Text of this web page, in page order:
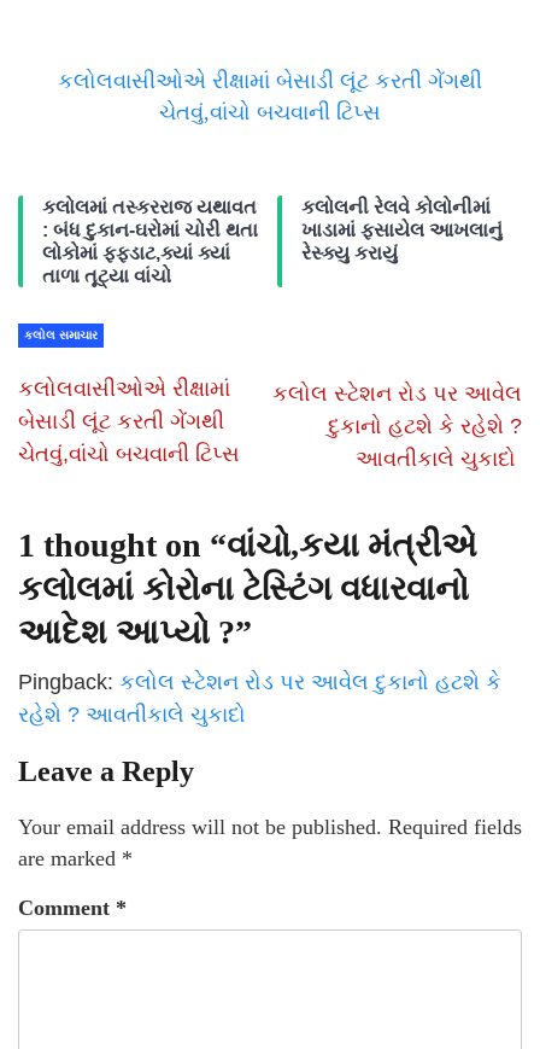
કલોલવાસીઓએ રીક્ષામાં બેસાડી લૂંટ કરતી ગેંગથી
ચેતવું,વાંચો બચવાની ટિપ્સ
કલોલમાં તસ્કરરાજ યથાવત
: બંધ દુકાન-ઘરોમાં ચોરી થતા
લોકોમાં ફફડાટ,ક્યાં ક્યાં
તાળા તૂટ્યા વાંચો
કલોલની રેલવે કોલોનીમાં
ખાડામાં ફસાયેલ આખલાનું
રેસ્ક્યુ કરાયું
કલોલ સમાચાર
કલોલવાસીઓએ રીક્ષામાં
બેસાડી લૂંટ કરતી ગેંગથી
ચેતવું,વાંચો બચવાની ટિપ્સ
કલોલ સ્ટેશન રોડ પર આવેલ
દુકાનો હટશે કે રહેશે ?
આવતીકાલે ચુકાદો
1 thought on “વાંચો,કયા મંત્રીએ
કલોલમાં કોરોના ટેસ્ટિંગ વધારવાનો
આદેશ આપ્યો ?”
Pingback: કલોલ સ્ટેશન રોડ પર આવેલ દુકાનો હટશે કે
રહેશે ? આવતીકાલે ચુકાદો
Leave a Reply
Your email address will not be published. Required fields
are marked *
Comment *